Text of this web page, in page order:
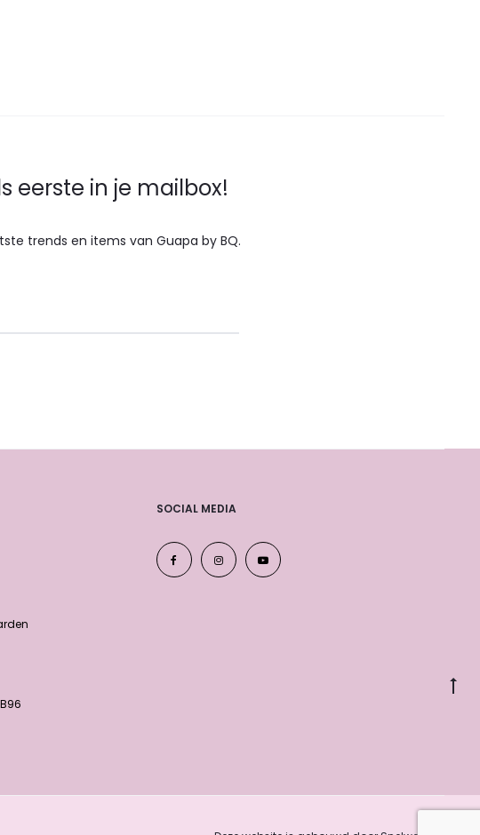
eerste in je mailbox!
trends en items van Guapa by BQ.
SOCIAL MEDIA